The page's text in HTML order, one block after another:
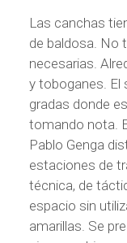
Las canchas
de baldosa. No
necesarias.
y toboganes. El
gradas donde
tomando nota.
Pablo Genga
estaciones de
técnica, de
espacio sin
amarillas. Se